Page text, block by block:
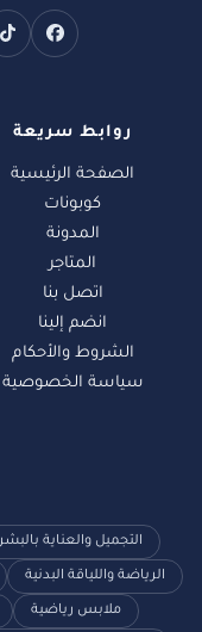
روابط سريعة
الصفحة الرئيسية
كوبونات
المدونة
المتاجر
اتصل بنا
انضم إلينا
الشروط والأحكام
سياسة الخصوصية
التجميل والعناية
الرياضة واللياقة البدنية
ملابس رياضية